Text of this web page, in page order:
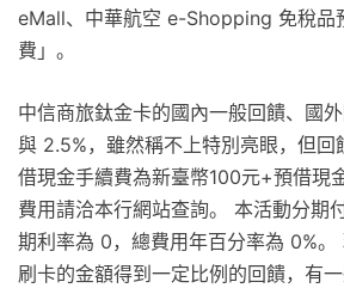
eMall、中華航空 e-Shopping 免稅品
費」。
中信商旅鈦金卡的國內一般回饋、國
與 2.5%，雖然稱不上特別亮眼，但回
借現金手續費為新臺幣100元+預借現
費用請洽本行網站查詢。 本活動分期
期利率為 0，總費用年百分率為 0%。
刷卡的金額得到一定比例的回饋，有